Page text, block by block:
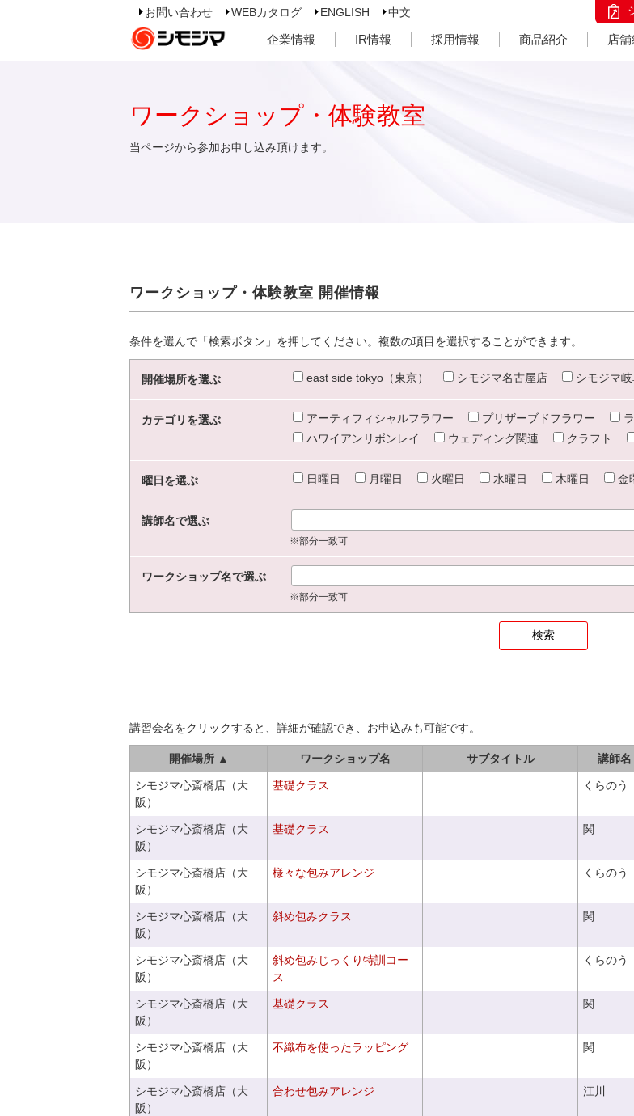
お問い合わせ WEBカタログ ENGLISH 中文
企業情報 IR情報 採用情報 商品紹介 店
ワークショップ・体験教室
当ページから参加お申し込み頂けます。
ワークショップ・体験教室 開催情報
条件を選んで「検索ボタン」を押してください。複数の項目を選択することができます。
開催場所を選ぶ east side tokyo（東京） シモジマ名古屋店 シモジマ
カテゴリを選ぶ アーティフィシャルフラワー プリザーブドフラワー
ハワイアンリボンレイ
ウェディング関連 クラフト
曜日を選ぶ 日曜日 月曜日 火曜日 水曜日 木曜日 金
講師名で選ぶ
※部分一致可
ワークショップ名で選ぶ
※部分一致可
講習会名をクリックすると、詳細が確認でき、お申込みも可能です。
開催場所 ▲ ワークショップ名 サブタイトル 講師名
シモジマ心斎橋店（大
阪）
基礎クラス くらのう
シモジマ心斎橋店（大
阪）
基礎クラス 関
シモジマ心斎橋店（大
阪）
様々な包みアレンジ くらのう
シモジマ心斎橋店（大
阪）
斜め包みクラス 関
シモジマ心斎橋店（大
阪）
斜め包みじっくり特訓コー
ス
くらのう
シモジマ心斎橋店（大
阪）
基礎クラス 関
シモジマ心斎橋店（大
阪）
不織布を使ったラッピング 関
シモジマ心斎橋店（大
阪）
合わせ包みアレンジ 江川